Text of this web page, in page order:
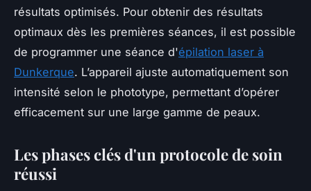
résultats optimisés. Pour obtenir des résultats
optimaux dès les premières séances, il est possible
de programmer une séance d'épilation laser à
Dunkerque. L’appareil ajuste automatiquement son
intensité selon le phototype, permettant d’opérer
efficacement sur une large gamme de peaux.
Les phases clés d'un protocole de soin
réussi